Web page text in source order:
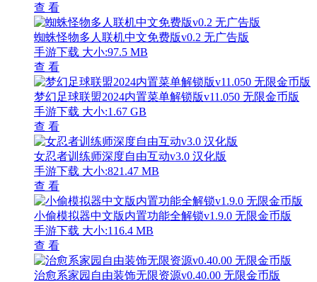
查 看
蜘蛛怪物多人联机中文免费版v0.2 无广告版
手游下载 大小:97.5 MB
查 看
梦幻足球联盟2024内置菜单解锁版v11.050 无限金币版
手游下载 大小:1.67 GB
查 看
女忍者训练师深度自由互动v3.0 汉化版
手游下载 大小:821.47 MB
查 看
小偷模拟器中文版内置功能全解锁v1.9.0 无限金币版
手游下载 大小:116.4 MB
查 看
治愈系家园自由装饰无限资源v0.40.00 无限金币版